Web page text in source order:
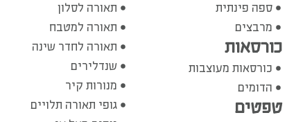
ספה פינתית
מרבצים
כורסאות
כורסאות מעוצבות
הדומים
טפטים
תאורה לסלון
תאורה למטבח
תאורה לחדר שינה
שנדלירים
מנורות קיר
גופי תאורה תלויים